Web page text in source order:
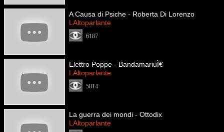
A Causa di Psiche - Roberta Di Lorenzo
LAltoparlante
6187
Elettro Poppe - BandamariuÌ€
LAltoparlante
5814
La guerra dei mondi - Ottodix
LAltoparlante